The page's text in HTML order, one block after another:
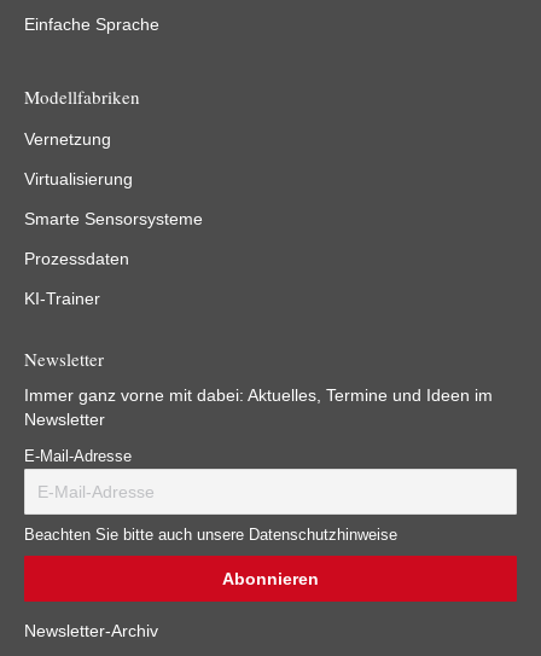
Einfache Sprache
Modellfabriken
Vernetzung
Virtualisierung
Smarte Sensorsysteme
Prozessdaten
KI-Trainer
Newsletter
Immer ganz vorne mit dabei: Aktuelles, Termine und Ideen im
Newsletter
E-Mail-Adresse
Beachten Sie bitte auch unsere Datenschutzhinweise
Newsletter-Archiv